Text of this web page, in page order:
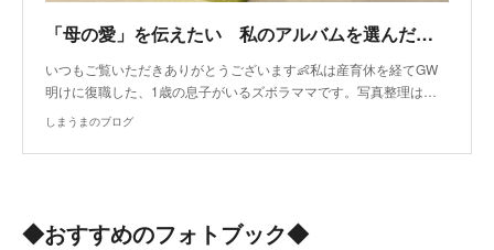
「母の愛」を伝えたい 私のアルバムを選んだ理由
いつもご覧いただきありがとうございます👶私は産育休を経てGW
明けに復職した、1歳の息子がいるズボラママです。写真整理は…
しまうまのブログ
◆おすすめのフォトブック◆